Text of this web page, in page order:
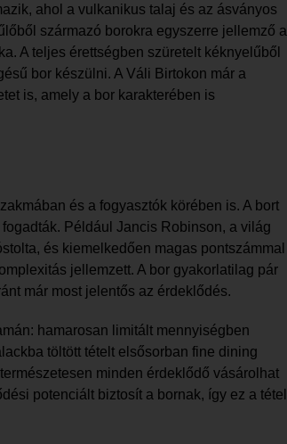
ahol a vulkanikus talaj és az ásványos
származó borokra egyszerre jellemző a
A teljes érettségben szüretelt kéknyelűből
bor készülni. A Váli Birtokon már a
is, amely a bor karakterében is
és a fogyasztók körében is. A bort
Például Jancis Robinson, a világ
és kiemelkedően magas pontszámmal
jellemzett. A bor gyakorlatilag pár
már most jelentős az érdeklődés.
hamarosan limitált mennyiségben
töltött tételt elsősorban fine dining
minden érdeklődő vásárolhat
potenciált biztosít a bornak, így ez a tétel